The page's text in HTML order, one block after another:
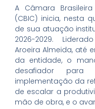
A Câmara
(CBIC) inicia, nesta
de sua atuação
2026-2029.
Aroeira Almeida, até
da entidade, o
desafiador
implementação da
de escalar a
mão de obra, e o